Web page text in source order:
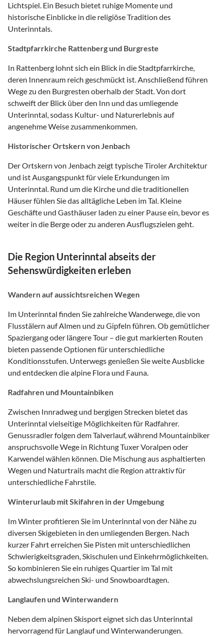
Lichtspiel. Ein Besuch bietet ruhige Momente und
historische Einblicke in die religiöse Tradition des
Unterinntals.
Stadtpfarrkirche Rattenberg und Burgreste
In Rattenberg lohnt sich ein Blick in die Stadtpfarrkirche,
deren Innenraum reich geschmückt ist. Anschließend führen
Wege zu den Burgresten oberhalb der Stadt. Von dort
schweift der Blick über den Inn und das umliegende
Unterinntal, sodass Kultur- und Naturerlebnis auf
angenehme Weise zusammenkommen.
Historischer Ortskern von Jenbach
Der Ortskern von Jenbach zeigt typische Tiroler Architektur
und ist Ausgangspunkt für viele Erkundungen im
Unterinntal. Rund um die Kirche und die traditionellen
Häuser fühlen Sie das alltägliche Leben im Tal. Kleine
Geschäfte und Gasthäuser laden zu einer Pause ein, bevor es
weiter in die Berge oder zu anderen Ausflugszielen geht.
Die Region Unterinntal abseits der
Sehenswürdigkeiten erleben
Wandern auf aussichtsreichen Wegen
Im Unterinntal finden Sie zahlreiche Wanderwege, die von
Flusstälern auf Almen und zu Gipfeln führen. Ob gemütlicher
Spaziergang oder längere Tour – die gut markierten Routen
bieten passende Optionen für unterschiedliche
Konditionsstufen. Unterwegs genießen Sie weite Ausblicke
und entdecken die alpine Flora und Fauna.
Radfahren und Mountainbiken
Zwischen Innradweg und bergigen Strecken bietet das
Unterinntal vielseitige Möglichkeiten für Radfahrer.
Genussradler folgen dem Talverlauf, während Mountainbiker
anspruchsvolle Wege in Richtung Tuxer Voralpen oder
Karwendel wählen können. Die Mischung aus asphaltierten
Wegen und Naturtrails macht die Region attraktiv für
unterschiedliche Fahrstile.
Winterurlaub mit Skifahren in der Umgebung
Im Winter profitieren Sie im Unterinntal von der Nähe zu
diversen Skigebieten in den umliegenden Bergen. Nach
kurzer Fahrt erreichen Sie Pisten mit unterschiedlichen
Schwierigkeitsgraden, Skischulen und Einkehrmöglichkeiten.
So kombinieren Sie ein ruhiges Quartier im Tal mit
abwechslungsreichen Ski- und Snowboardtagen.
Langlaufen und Winterwandern
Neben dem alpinen Skisport eignet sich das Unterinntal
hervorragend für Langlauf und Winterwanderungen.